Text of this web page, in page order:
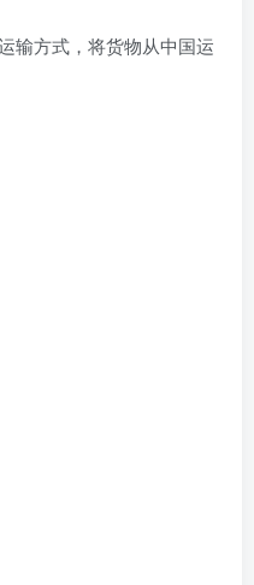
输方式，将货物从中国运